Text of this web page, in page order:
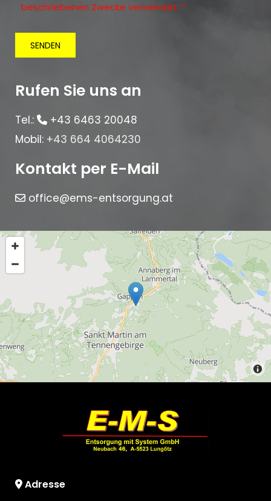
beschriebenen Zwecke verwendet. *
Rufen Sie uns an
Tel.:  +43 6463 20048
Mobil: +43 664 4064230
Kontakt per E-Mail
 office@ems-entsorgung.at
 Adresse